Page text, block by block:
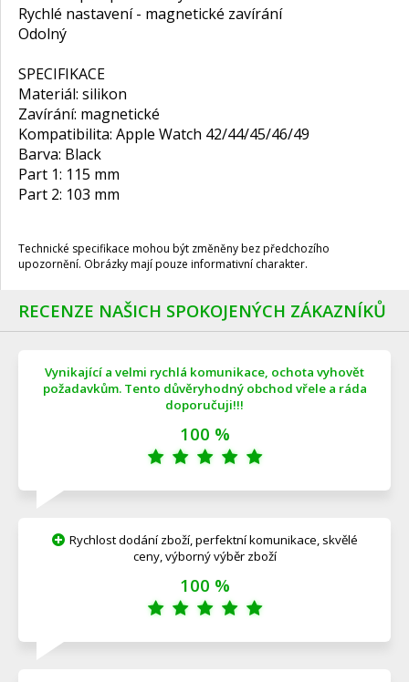
Rychlé nastavení - magnetické zavírání
Odolný
SPECIFIKACE
Materiál: silikon
Zavírání: magnetické
Kompatibilita: Apple Watch 42/44/45/46/49
Barva: Black
Part 1: 115 mm
Part 2: 103 mm
Technické specifikace mohou být změněny bez předchozího
upozornění. Obrázky mají pouze informativní charakter.
RECENZE NAŠICH SPOKOJENÝCH ZÁKAZNÍKŮ
Vynikající a velmi rychlá komunikace, ochota vyhovět
požadavkům. Tento důvěryhodný obchod vřele a ráda
doporučuji!!!
100 %
Rychlost dodání zboží, perfektní komunikace, skvělé
ceny, výborný výběr zboží
100 %